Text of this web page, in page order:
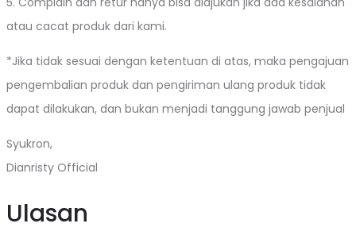
atau cacat produk dari kami.
*Jika tidak sesuai dengan ketentuan di atas, maka pengajuan
pengembalian produk dan pengiriman ulang produk tidak
dapat dilakukan, dan bukan menjadi tanggung jawab penjual
Syukron,
Dianristy Official
Ulasan